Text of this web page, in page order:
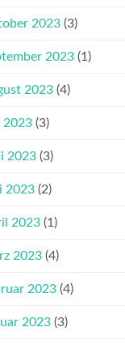
2023 (3)
2023 (1)
2023 (4)
2023 (3)
2023 (3)
2023 (2)
2023 (1)
2023 (4)
2023 (4)
2023 (3)